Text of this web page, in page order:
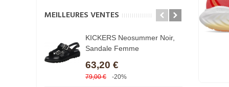
MEILLEURES VENTES
KICKERS Neosummer Noir,
Sandale Femme
63,20 €
79,00 € -20%